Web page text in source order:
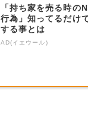
「持ち家を売る時の
行為」知ってるだけ
する事とは
AD(イエウール)